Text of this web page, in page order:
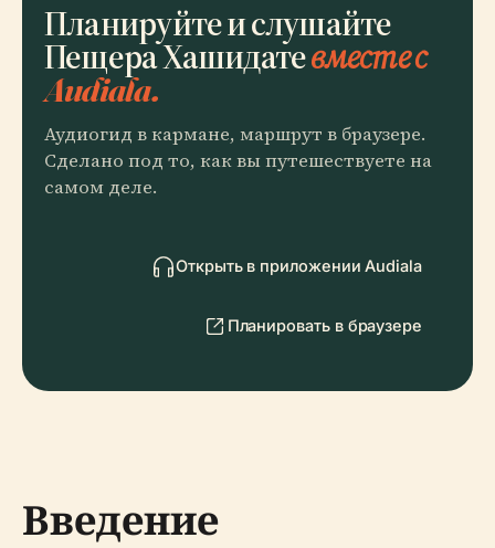
Планируйте и слушайте
Пещера Хашидатевместе с
Audiala.
Аудиогид в кармане, маршрут в браузере.
Сделано под то, как вы путешествуете на
самом деле.
Открыть в приложении Audiala
Планировать в браузере
Введение